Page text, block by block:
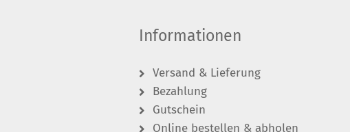
Informationen
Versand & Lieferung
Bezahlung
Gutschein
Online bestellen & abholen